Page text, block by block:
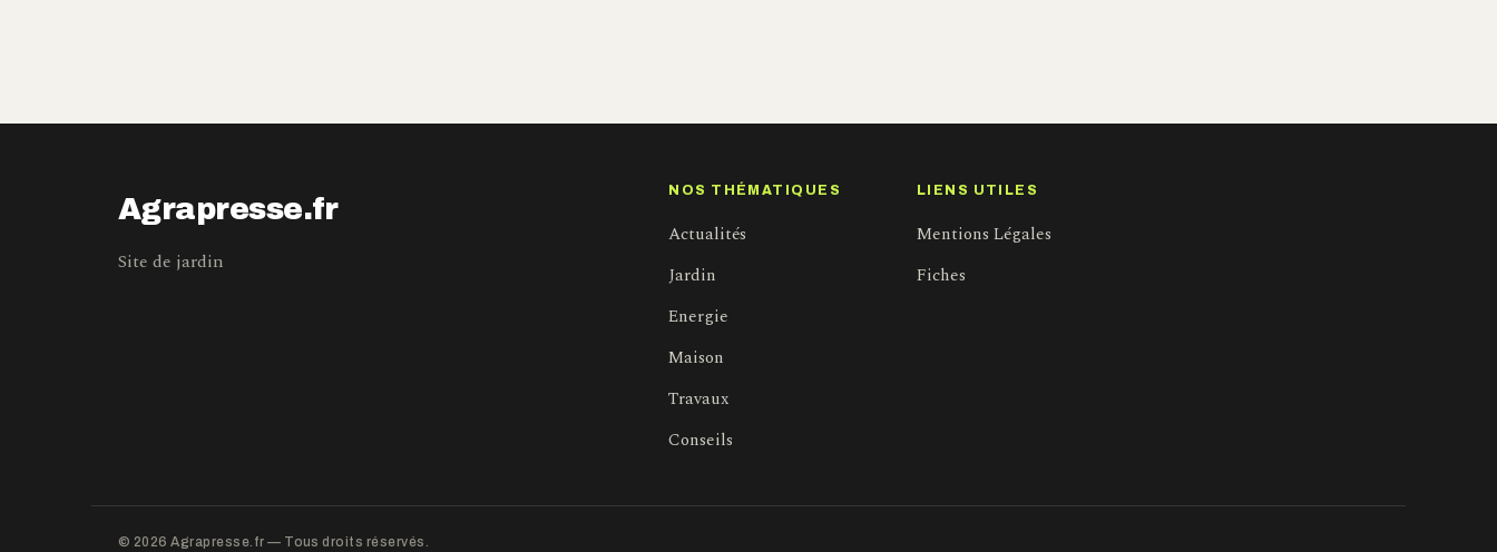
Agrapresse.fr
Site de jardin
NOS THÉMATIQUES
Actualités
Jardin
Energie
Maison
Travaux
Conseils
LIENS UTILES
Mentions Légales
Fiches
© 2026 Agrapresse.fr — Tous droits réservés.